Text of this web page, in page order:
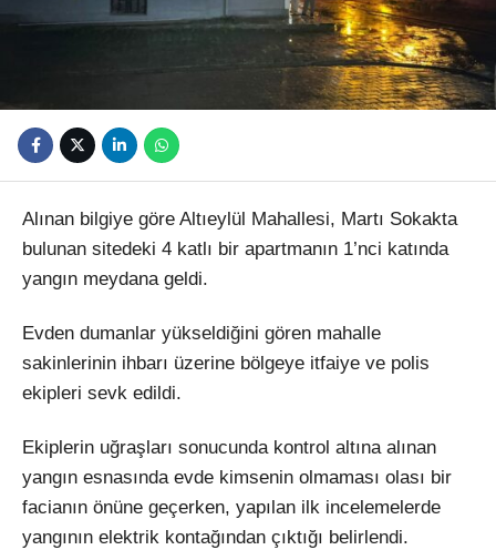
Alınan bilgiye göre Altıeylül Mahallesi, Martı Sokakta
bulunan sitedeki 4 katlı bir apartmanın 1’nci katında
yangın meydana geldi.
Evden dumanlar yükseldiğini gören mahalle
sakinlerinin ihbarı üzerine bölgeye itfaiye ve polis
ekipleri sevk edildi.
Ekiplerin uğraşları sonucunda kontrol altına alınan
yangın esnasında evde kimsenin olmaması olası bir
facianın önüne geçerken, yapılan ilk incelemelerde
yangının elektrik kontağından çıktığı belirlendi.